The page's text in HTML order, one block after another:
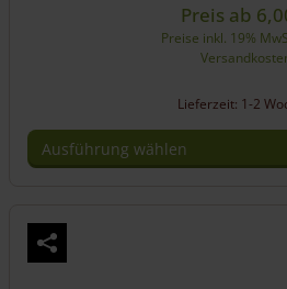
Preis ab
Preise inkl. 19%
Lieferzeit: 1-2
Ausführung wählen
weist
mehrere
Varianten